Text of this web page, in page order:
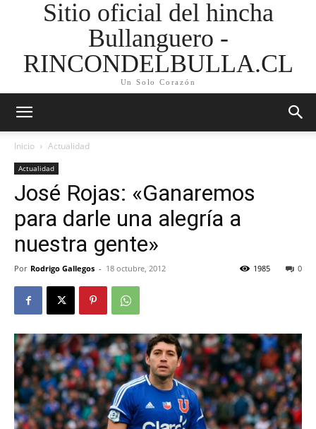
Sitio oficial del hincha
Bullanguero -
RINCONDELBULLA.CL
Un Solo Corazón
Inicio Actualidad
Actualidad
José Rojas: «Ganaremos
para darle una alegría a
nuestra gente»
Por Rodrigo Gallegos - 18 octubre, 2012 0
1985